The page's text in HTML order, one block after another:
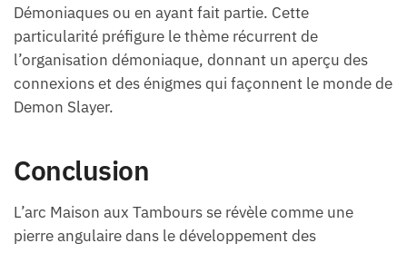
Démoniaques ou en ayant fait partie. Cette
particularité préfigure le thème récurrent de
l’organisation démoniaque, donnant un aperçu des
connexions et des énigmes qui façonnent le monde de
Demon Slayer.
Conclusion
L’arc Maison aux Tambours se révèle comme une
pierre angulaire dans le développement des